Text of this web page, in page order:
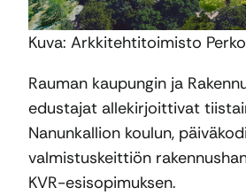
Kuva: Arkkitehtitoimisto Perko
Rauman kaupungin ja
edustajat allekirjoittivat
Nanunkallion koulun,
valmistuskeittiön
KVR-esisopimuksen.